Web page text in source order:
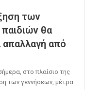
των
θα
απαλλαγή από
στο πλαίσιο της
των γεννήσεων, μέτρα